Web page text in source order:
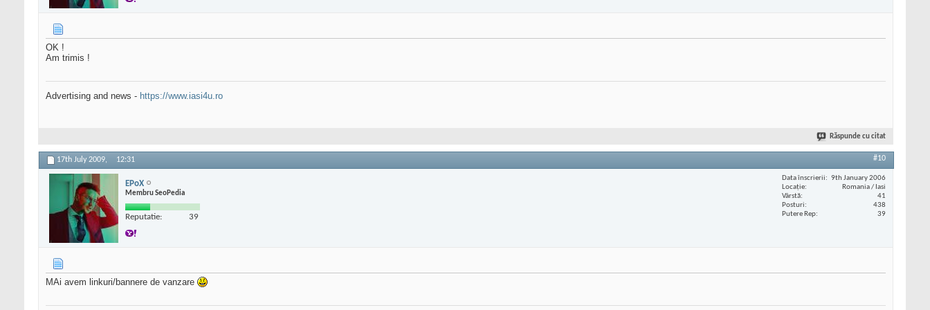
OK !
Am trimis !
Advertising and news - https://www.iasi4u.ro
Răspunde cu citat
17th July 2009, 12:31 #10
EPoX
Membru SeoPedia
Reputatie: 39
Data înscrierii
9th January 2006
Locaţie
Romania / Iasi
Vârstă
41
Posturi
438
Putere Rep
39
MAi avem linkuri/bannere de vanzare